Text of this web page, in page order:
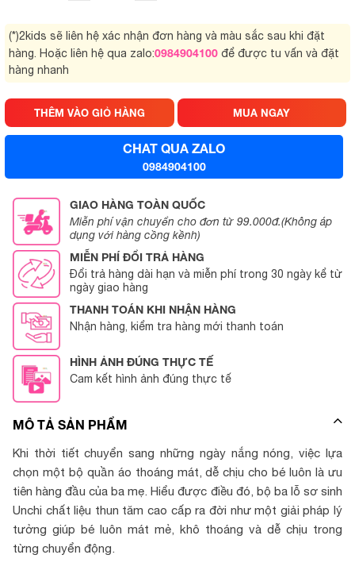
(*)2kids sẽ liên hệ xác nhận đơn hàng và màu sắc sau khi đặt
hàng. Hoặc liên hệ qua zalo:0984904100 để được tu vấn và đặt
hàng nhanh
THÊM VÀO GIỎ HÀNG MUA NGAY
CHAT QUA ZALO
0984904100
GIAO HÀNG TOÀN QUỐC
Miễn phí vận chuyển cho đơn từ 99.000đ.(Không áp
dụng với hàng cồng kềnh)
MIỄN PHÍ ĐỔI TRẢ HÀNG
Đổi trả hàng dài hạn và miễn phí trong 30 ngày kể từ
ngày giao hàng
THANH TOÁN KHI NHẬN HÀNG
Nhận hàng, kiểm tra hàng mới thanh toán
HÌNH ẢNH ĐÚNG THỰC TẾ
Cam kết hình ảnh đúng thực tế
MÔ TẢ SẢN PHẨM
Khi thời tiết chuyển sang những ngày nắng nóng, việc lựa
chọn một bộ quần áo thoáng mát, dễ chịu cho bé luôn là ưu
tiên hàng đầu của ba mẹ. Hiểu được điều đó, bộ ba lỗ sơ sinh
Unchi chất liệu thun tăm cao cấp ra đời như một giải pháp lý
tưởng giúp bé luôn mát mẻ, khô thoáng và dễ chịu trong
từng chuyển động.